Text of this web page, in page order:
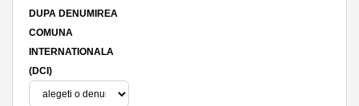
DUPA DENUMIREA
COMUNA
INTERNATIONALA
(DCI)